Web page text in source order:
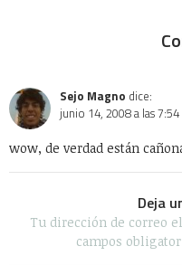
Sejo Magno dice:
junio 14, 2008 a las
wow, de verdad están
Deja
Tu dirección de correo
campos